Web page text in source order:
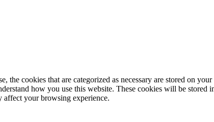
cookies that are categorized as necessary are stored on
how you use this website. These cookies will be
affect your browsing experience.